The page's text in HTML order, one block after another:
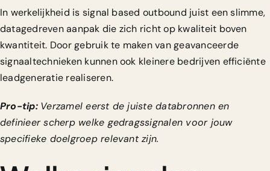
In werkelijkheid is signal based outbound juist een slimme,
datagedreven aanpak die zich richt op kwaliteit boven
kwantiteit. Door gebruik te maken van geavanceerde
signaaltechnieken kunnen ook kleinere bedrijven efficiënte
leadgeneratie realiseren.
Pro-tip: Verzamel eerst de juiste databronnen en
definieer scherp welke gedragssignalen voor jouw
specifieke doelgroep relevant zijn.